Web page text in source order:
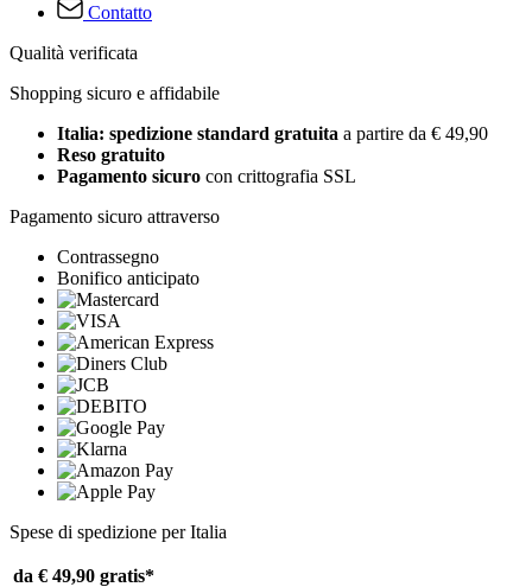
Contatto
Qualità verificata
Shopping sicuro e affidabile
Italia: spedizione standard gratuita a partire da € 49,90
Reso gratuito
Pagamento sicuro con crittografia SSL
Pagamento sicuro attraverso
Contrassegno
Bonifico anticipato
Spese di spedizione per Italia
da € 49,90 gratis*